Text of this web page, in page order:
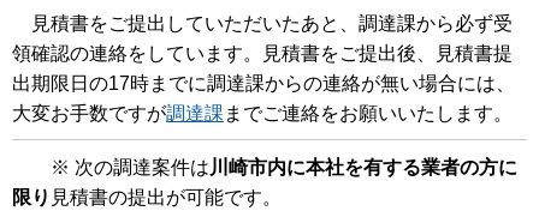
見積書をご提出していただいたあと、調達課から必ず受
領確認の連絡をしています。見積書をご提出後、見積書提
出期限日の17時までに調達課からの連絡が無い場合には、
大変お手数ですが調達課 までご連絡をお願いいたします。
※ 次の調達案件は 川崎市内に本社を有する業者の方に
限り 見積書の提出が可能です。